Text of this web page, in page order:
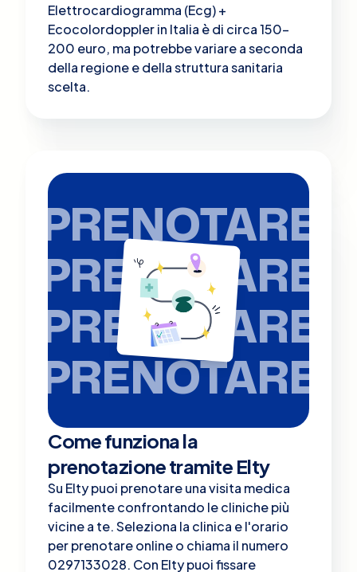
Elettrocardiogramma (Ecg) +
Ecocolordoppler in Italia è di circa 150-
200 euro, ma potrebbe variare a seconda
della regione e della struttura sanitaria
scelta.
PRENOTARE
PRENOTARE
PRENOTARE
PRENOTARE
Come funziona la
prenotazione tramite Elty
Su Elty puoi prenotare una visita medica
facilmente confrontando le cliniche più
vicine a te. Seleziona la clinica e l'orario
per prenotare online o chiama il numero
0297133028. Con Elty puoi fissare